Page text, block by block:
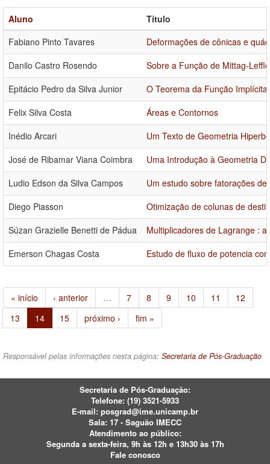
Aluno
Título
Fabiano Pinto Tavares
Deformações de cônicas e
Danilo Castro Rosendo
Sobre a Função de Mittag-
Epitácio Pedro da Silva Junior
O Teorema da Função
Felix Silva Costa
Áreas e Contornos
Inédio Arcari
Um Texto de Geometria
José de Ribamar Viana Coimbra
Uma Introdução à Geometria
Ludio Edson da Silva Campos
Um estudo sobre fatorações
Diego Piasson
Otimização de colunas de
Súzan Grazielle Benetti de Pádua
Multiplicadores de Lagrange :
Emerson Chagas Costa
Estudo de fluxo de potencia
« início ‹ anterior … 7 8 9 10 11
12
13
14 15 próximo › fim »
Responsável pelas informações nesta página: Secretaria de Pós-Graduação
Secretaria de Pós-Graduação:
Telefone: (19) 3521-5933
E-mail: posgrad@ime.unicamp.br
Sala: 17 - Saguão IMECC
Atendimento ao público:
Segunda a sexta-feira, 9h às 12h e 13h30 às 17h
Fale conosco